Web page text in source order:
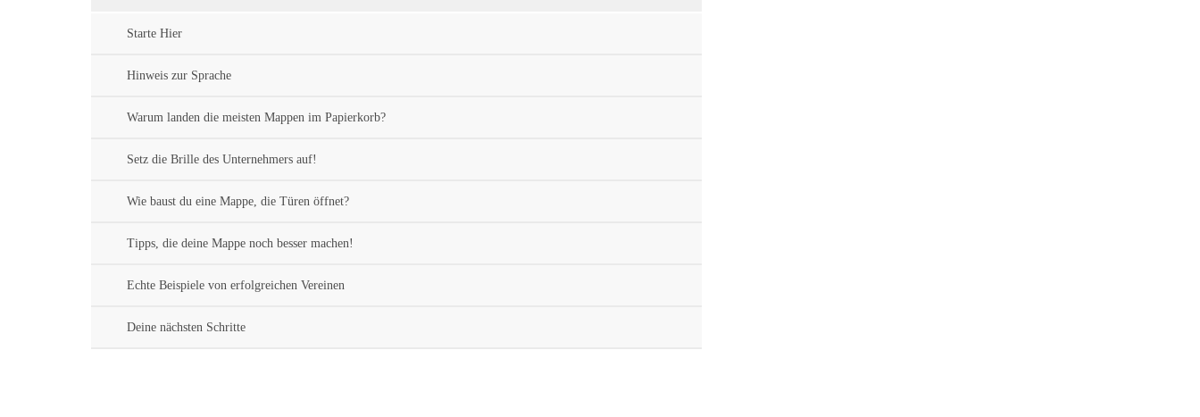
Starte Hier
Hinweis zur Sprache
Warum landen die meisten Mappen im Papierkorb?
Setz die Brille des Unternehmers auf!
Wie baust du eine Mappe, die Türen öffnet?
Tipps, die deine Mappe noch besser machen!
Echte Beispiele von erfolgreichen Vereinen
Deine nächsten Schritte